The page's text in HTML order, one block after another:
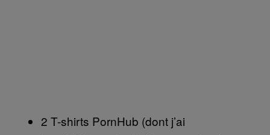
2 T-shirts PornHub (dont j’ai